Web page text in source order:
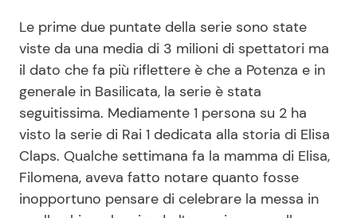
Le prime due puntate della serie sono state
viste da una media di 3 milioni di spettatori ma
il dato che fa più riflettere è che a Potenza e in
generale in Basilicata, la serie è stata
seguitissima. Mediamente 1 persona su 2 ha
visto la serie di Rai 1 dedicata alla storia di Elisa
Claps. Qualche settimana fa la mamma di Elisa,
Filomena, aveva fatto notare quanto fosse
inopportuno pensare di celebrare la messa in